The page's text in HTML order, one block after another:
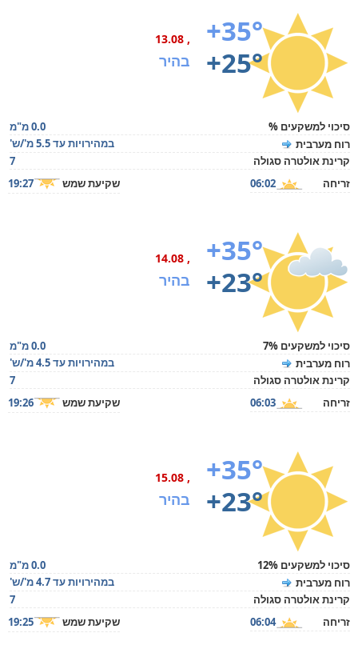
+35°
+25°
, 13.08
בהיר
סיכוי למשקעים %
0.0 מ"מ
רוח מערבית
במהירויות עד 5.5 מ'/ש'
קרינת אולטרה סגולה
7
זריחה
06:02 שקיעת שמש 19:27
+35°
+23°
, 14.08
בהיר
סיכוי למשקעים 7%
0.0 מ"מ
רוח מערבית
במהירויות עד 4.5 מ'/ש'
קרינת אולטרה סגולה
7
זריחה
06:03 שקיעת שמש 19:26
+35°
+23°
, 15.08
בהיר
סיכוי למשקעים 12%
0.0 מ"מ
רוח מערבית
במהירויות עד 4.7 מ'/ש'
קרינת אולטרה סגולה
7
זריחה
06:04 שקיעת שמש 19:25